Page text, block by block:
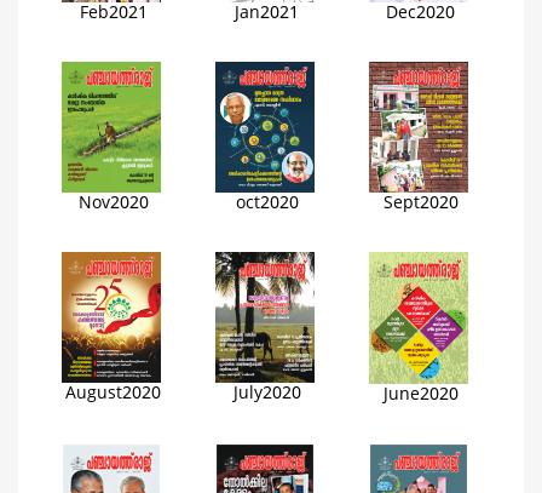
Feb2021 Jan2021 Dec2020
Nov2020 oct2020 Sept2020
August2020 July2020 June2020